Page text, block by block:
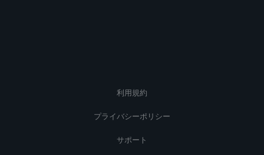
利用規約
プライバシーポリシー
サポート